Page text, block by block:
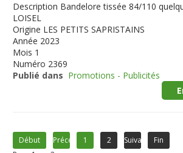
Description Bandelore tissée 84/110
LOISEL
Origine LES PETITS SAPRISTAINS
Année 2023
Mois 1
Numéro 2369
Publié dans Promotions - Publicités
Début Précédent1 2 Suivant
Fin